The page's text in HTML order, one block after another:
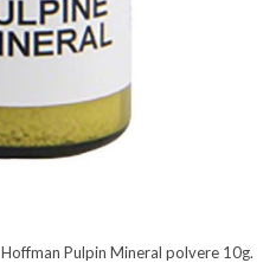
Hoffman Pulpin Mineral polvere 10g.